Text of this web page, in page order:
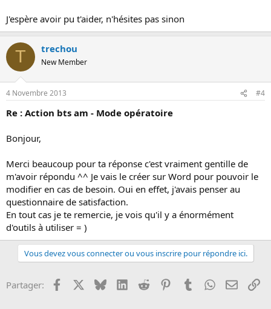
J'espère avoir pu t'aider, n'hésites pas sinon
T trechou
New Member
4 Novembre 2013 #4
Re : Action bts am - Mode opératoire
Bonjour,
Merci beaucoup pour ta réponse c'est vraiment gentille de
m'avoir répondu ^^ Je vais le créer sur Word pour pouvoir le
modifier en cas de besoin. Oui en effet, j'avais penser au
questionnaire de satisfaction.
En tout cas je te remercie, je vois qu'il y a énormément
d'outils à utiliser = )
Vous devez vous connecter ou vous inscrire pour répondre ici.
Partager: Facebook BlueskyLinkedInReddit PinterestTumblrWhatsApp
Email